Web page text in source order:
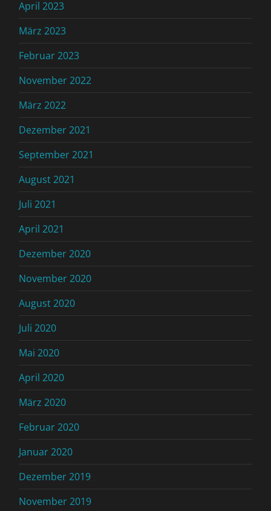
April 2023
März 2023
Februar 2023
November 2022
März 2022
Dezember 2021
September 2021
August 2021
Juli 2021
April 2021
Dezember 2020
November 2020
August 2020
Juli 2020
Mai 2020
April 2020
März 2020
Februar 2020
Januar 2020
Dezember 2019
November 2019